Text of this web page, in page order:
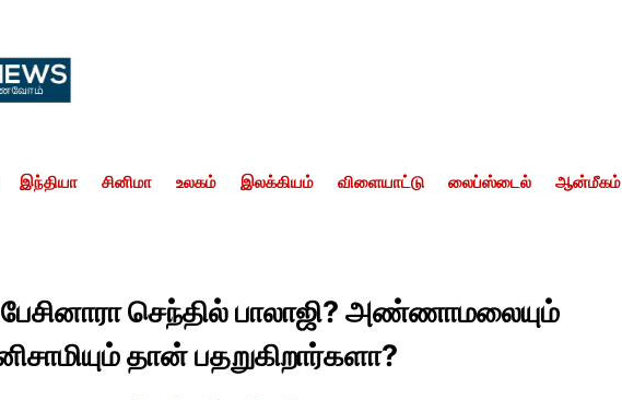
இந்தியா சினிமா உலகம் இலக்கியம் விளையாட்டு லைப்ஸ்டைல் ஆன்மீகம்
செந்தில் பாலாஜி? அண்ணாமலையும்
தான் பதறுகிறார்களா?